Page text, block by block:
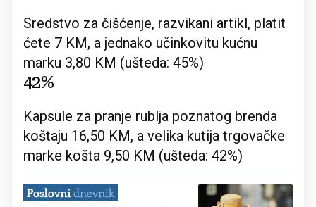
Sredstvo za čišćenje, razvikani artikl, platit
ćete 7 KM, a jednako učinkovitu kućnu
marku 3,80 KM (ušteda: 45%)
42%
Kapsule za pranje rublja poznatog brenda
koštaju 16,50 KM, a velika kutija trgovačke
marke košta 9,50 KM (ušteda: 42%)